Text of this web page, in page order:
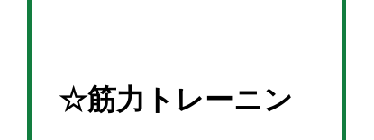
☆筋力トレーニン